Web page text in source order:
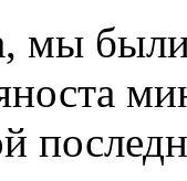
мы